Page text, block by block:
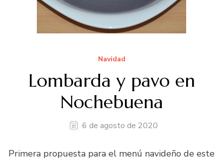
Navidad
Lombarda y pavo en
Nochebuena
6 de agosto de 2020
Primera propuesta para el menú navideño de este